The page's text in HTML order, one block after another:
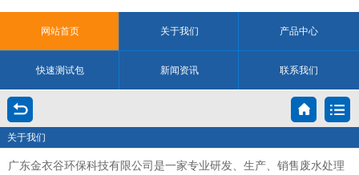
网站首页 关于我们 产品中心
快速测试包 新闻资讯 联系我们
关于我们
广东金衣谷环保科技有限公司是一家专业研发、生产、销售废水处理